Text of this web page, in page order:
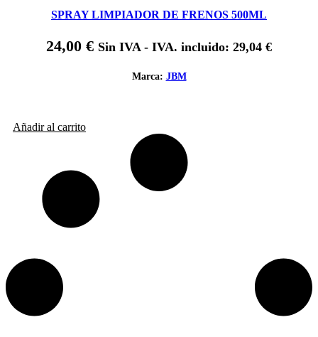
SPRAY LIMPIADOR DE FRENOS 500ML
24,00 € Sin IVA - IVA. incluido: 29,04 €
Marca: JBM
Añadir al carrito